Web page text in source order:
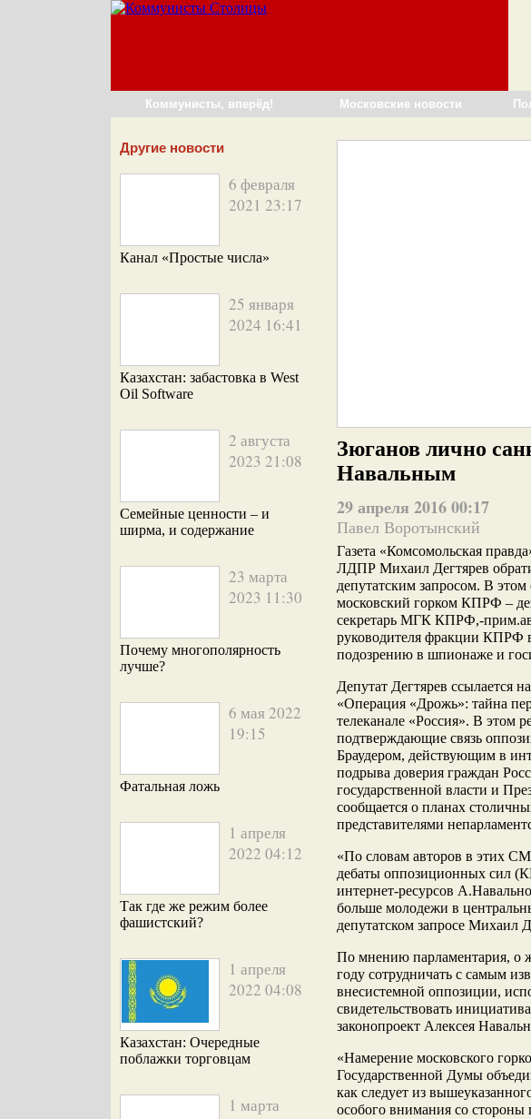
Коммунисты, вперёд! Московские новости
Другие новости
6 февраля
2021 23:17
Канал «Простые числа»
25 января
2024 16:41
Казахстан: забастовка в West
Oil Software
2 августа
2023 21:08
Семейные ценности – и
ширма, и содержание
23 марта
2023 11:30
Почему многополярность
лучше?
6 мая 2022
19:15
Фатальная ложь
1 апреля
2022 04:12
Так где же режим более
фашистский?
1 апреля
2022 04:08
Казахстан: Очередные
поблажки торговцам
1 марта
Зюганов лично
Навальным
29 апреля 2016 00:17
Павел Воротынский
Газета «Комсомольская
ЛДПР Михаил Дегтярев
депутатским запросом. В
московский горком КПРФ –
секретарь МГК КПРФ,-
руководителя фракции КПРФ
подозрению в шпионаже и
Депутат Дегтярев ссылается
«Операция «Дрожь»: тайна
телеканале «Россия». В этом
подтверждающие связь
Браудером, действующим в
подрыва доверия граждан
государственной власти и
сообщается о планах
представителями
«По словам авторов в этих
дебаты оппозиционных сил
интернет-ресурсов
больше молодежи в
депутатском запросе Михаил
По мнению парламентария, о
году сотрудничать с самым
внесистемной оппозиции,
свидетельствовать
законопроект Алексея
«Намерение московского
Государственной Думы
как следует из
особого внимания со стороны